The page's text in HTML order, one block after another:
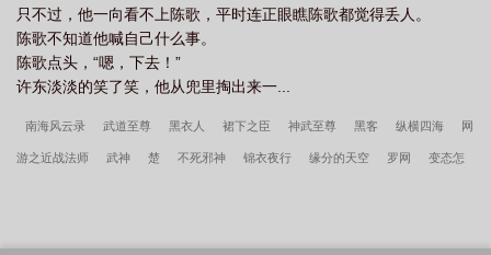
只不过，他一向看不上陈歌，平时连正眼瞧陈歌都觉得丢人。
陈歌不知道他喊自己什么事。
陈歌点头，“嗯，下去！”
许东淡淡的笑了笑，他从兜里掏出来一...
南海风云录 武道至尊 黑衣人 裙下之臣 神武至尊 黑客 纵横四海 网
游之近战法师 武神 楚 不死邪神 锦衣夜行 缘分的天空 罗网 变态怎